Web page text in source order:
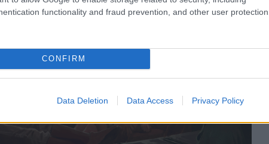
functionality and fraud prevention, and other user protection.
CONFIRM
Data Deletion Data Access Privacy Policy